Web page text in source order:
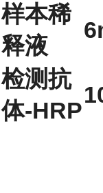
样本稀
释液
检测抗
体-HRP